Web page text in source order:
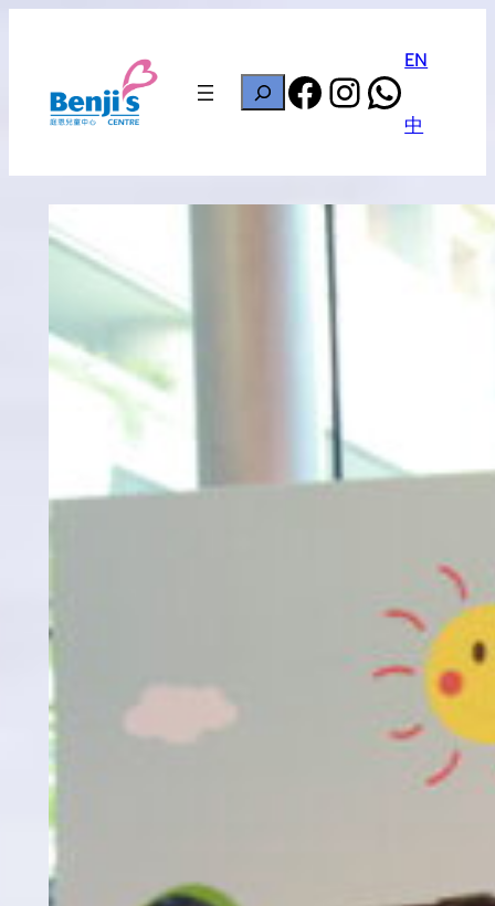
搜
尋
Facebook
Instagram
EN
中